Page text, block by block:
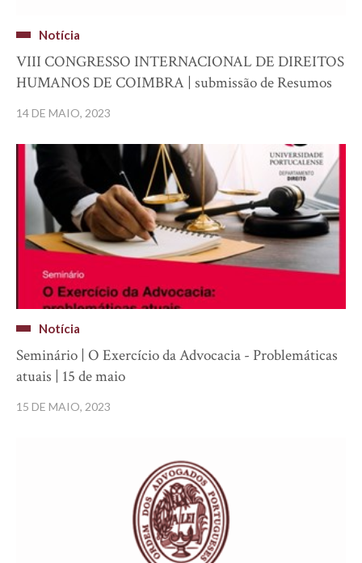
Notícia
VIII CONGRESSO INTERNACIONAL DE DIREITOS
HUMANOS DE COIMBRA | submissão de Resumos
14 DE MAIO, 2023
Notícia
Seminário | O Exercício da Advocacia - Problemáticas
atuais | 15 de maio
15 DE MAIO, 2023